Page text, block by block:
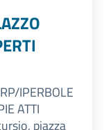
IPERBOLE
ATTI
piazza